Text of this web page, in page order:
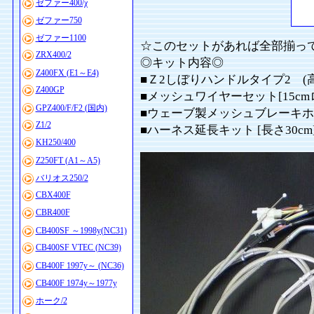
ゼファー400/χ
ゼファー750
ゼファー1100
ZRX400/2
Z400FX (E1～E4)
Z400GP
GPZ400/F/F2 (国内)
Z1/2
KH250/400
Z250FT (A1～A5)
バリオス250/2
CBX400F
CBR400F
CB400SF ～1998y(NC31)
CB400SF VTEC (NC39)
CB400F 1997y～ (NC36)
CB400F 1974y～1977y
ホーク/2
☆このセットがあれば全部揃っ
◎キット内容◎
■Ｚ2しぼりハンドルタイプ2 (
■メッシュワイヤーセット
■ウェーブ製メッシュブレーキ
■ハーネス延長キット [長さ